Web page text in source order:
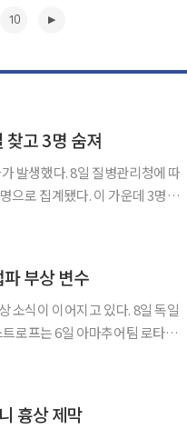
10
고 3명 숨져
병관리청에 따
으로 집계됐다. 이 가운데 3명이
부상 변수
이어지고 있다. 8일 독일
로프는 6일 아마추어팀 로타흐-
흉상 제막